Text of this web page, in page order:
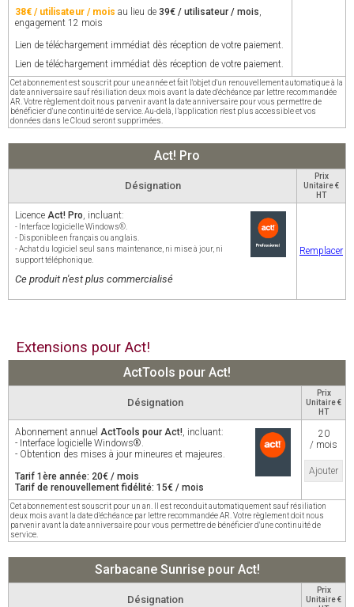
38€ / utilisateur / mois au lieu de 39€ / utilisateur / mois,
engagement 12 mois
Lien de téléchargement immédiat dès réception de votre paiement.
Lien de téléchargement immédiat dès réception de votre paiement.
Cet abonnement est souscrit pour une année et fait l'objet d'un renouvellement automatique à la
date anniversaire sauf résiliation deux mois avant la date d'échéance par lettre recommandée
AR. Votre règlement doit nous parvenir avant la date anniversaire pour vous permettre de
bénéficier d'une continuité de service. Au-delà, l’application n'est plus accessible et vos
données dans le Cloud seront supprimées.
Act! Pro
Désignation
Prix
Unitaire €
HT
Licence Act! Pro, incluant:
- Interface logicielle Windows®.
- Disponible en français ou anglais.
- Achat du logiciel seul sans maintenance, ni mise à jour, ni
support téléphonique.
Ce produit n'est plus commercialisé
Remplacer
Extensions pour Act!
ActTools pour Act!
Désignation
Prix
Unitaire €
HT
Abonnement annuel ActTools pour Act!, incluant:
- Interface logicielle Windows®.
- Obtention des mises à jour mineures et majeures.
Tarif 1ère année: 20€ / mois
Tarif de renouvellement fidélité: 15€ / mois
20
/ mois
Ajouter
Cet abonnement est souscrit pour un an. Il est reconduit automatiquement sauf résiliation
deux mois avant la date d'échéance par lettre recommandée AR. Votre règlement doit nous
parvenir avant la date anniversaire pour vous permettre de bénéficier d'une continuité de
service.
Sarbacane Sunrise pour Act!
Désignation
Prix
Unitaire €